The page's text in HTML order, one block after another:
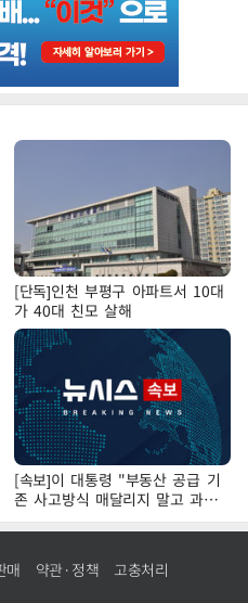
[단독]인천 부평구 아파트서 10대
가 40대 친모 살해
[속보]이 대통령 "부동산 공급 기
존 사고방식 매달리지 말고 과감
히 실천"
매 약관·정책 고충처리